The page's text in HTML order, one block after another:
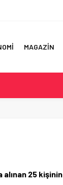
MAGAZİN
25 kişinin